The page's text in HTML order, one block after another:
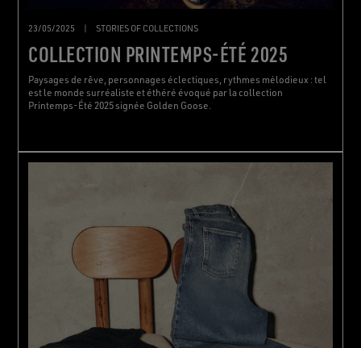
23/05/2025 STORIES OF COLLECTIONS
COLLECTION PRINTEMPS-ÉTÉ 2025
Paysages de rêve, personnages éclectiques, rythmes mélodieux : tel
est le monde surréaliste et éthéré évoqué par la collection
Printemps-Été 2025 signée Golden Goose.